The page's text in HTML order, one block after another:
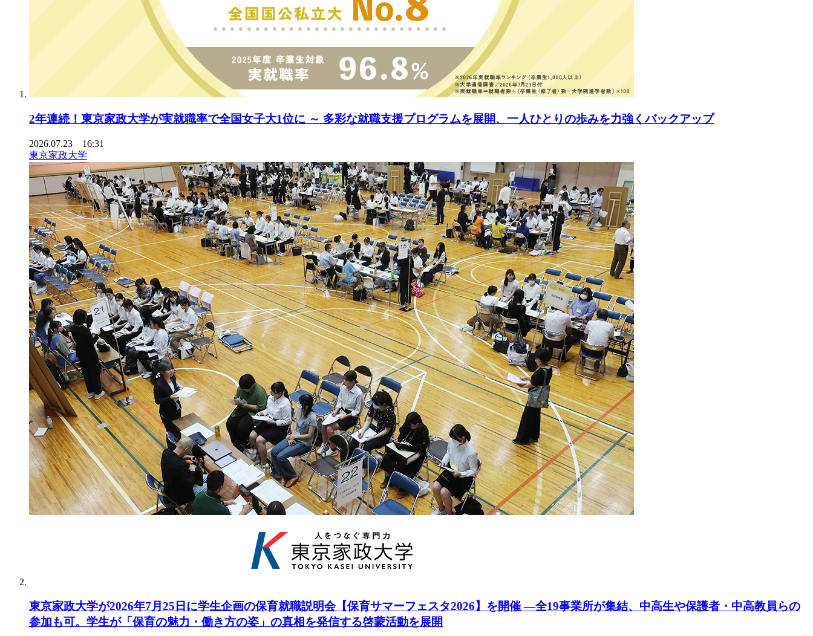
2年連続！東京家政大学が実就職率で全国女子大1位に ～ 多彩な就職支援プログラムを展開、一人ひとりの歩みを力強くバックアップ
2026.07.23 16:31
東京家政大学
東京家政大学が2026年7月25日に学生企画の保育就職説明会【保育サマーフェスタ2026】を開催 ―全19事業所が集結、中高生や保護者・中高教員らの
参加も可。学生が「保育の魅力・働き方の姿」の真相を発信する啓蒙活動を展開